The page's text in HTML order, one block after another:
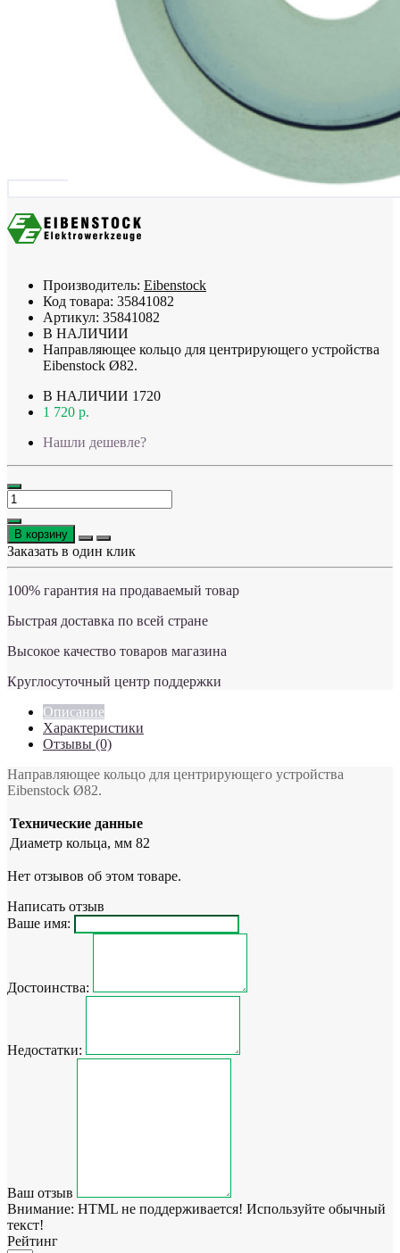
Производитель: Eibenstock
Код товара: 35841082
Артикул: 35841082
В НАЛИЧИИ
Направляющее кольцо для центрирующего устройства
Eibenstock Ø82.
В НАЛИЧИИ 1720
1 720 р.
Нашли дешевле?
В корзину
Заказать в один клик
100% гарантия на продаваемый товар
Быстрая доставка по всей стране
Высокое качество товаров магазина
Круглосуточный центр поддержки
Описание
Характеристики
Отзывы (0)
Направляющее кольцо для центрирующего устройства
Eibenstock Ø82.
Технические данные
Диаметр кольца, мм 82
Нет отзывов об этом товаре.
Написать отзыв
Ваше имя:
Достоинства:
Недостатки:
Ваш отзыв
Внимание: HTML не поддерживается! Используйте обычный
текст!
Рейтинг